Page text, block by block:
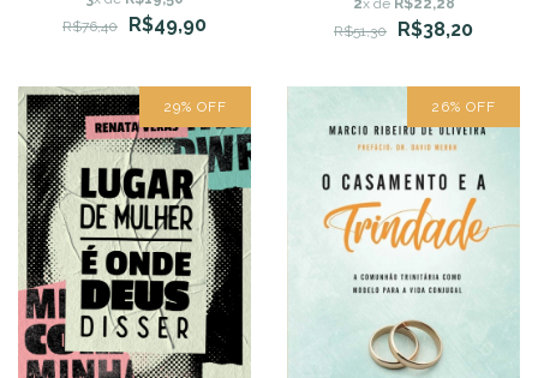
R$76,40
R$49,90
R$51,30
R$38,20
29% OFF 26% OFF